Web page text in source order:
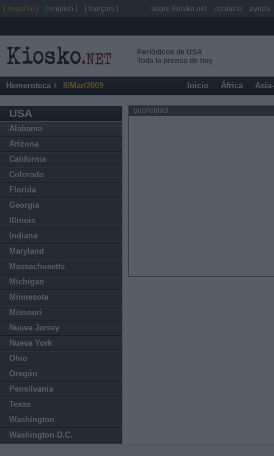
Periódicos de USA
Toda la prensa de hoy
Hemeroteca 8/Mar/2009 Inicio África
USA
Alabama
Arizona
California
Colorado
Florida
Georgia
Illinois
Indiana
Maryland
Massachusetts
Michigan
Minnesota
Missouri
Nueva Jersey
Nueva York
Ohio
Oregón
Pensilvania
Texas
Washington
Washington D.C.
publicidad
[ español ] [ english ] [ français ] sobre Kiosko.net contacto ayuda